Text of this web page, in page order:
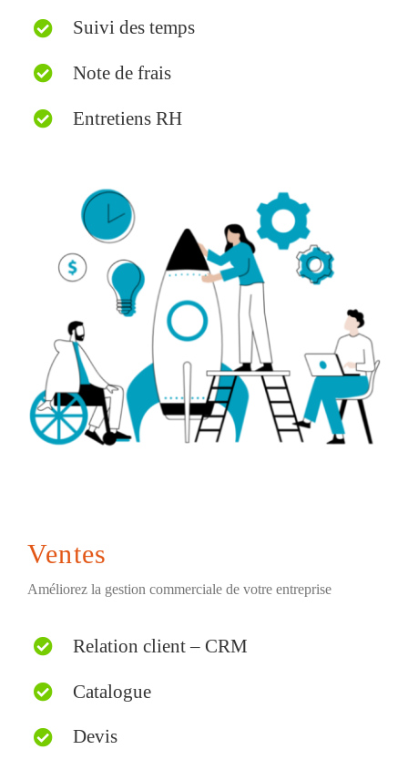
Suivi des temps
Note de frais
Entretiens RH
Ventes
Améliorez la gestion commerciale de votre entreprise
Relation client – CRM
Catalogue
Devis